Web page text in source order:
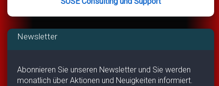
Newsletter
Abonnieren Sie unseren Newsletter und Sie werden
monatlich über Aktionen und Neuigkeiten informiert.